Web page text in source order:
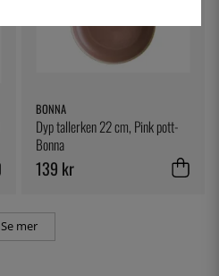
BONNA
Dyp tallerken 22 cm, Pink pott-
Bonna
139 kr
Se mer